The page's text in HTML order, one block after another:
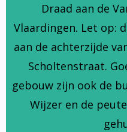
Draad aan de
Vlaardingen. Let op:
aan de achterzijde
Scholtenstraat.
gebouw zijn ook de
Wijzer en de